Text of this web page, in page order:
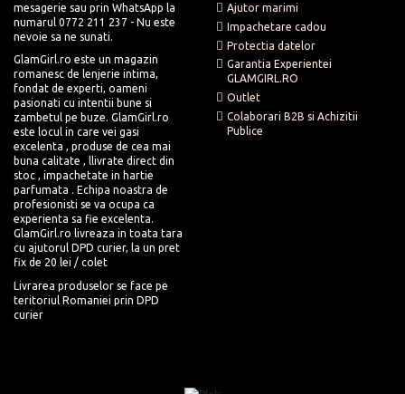
mesagerie sau prin WhatsApp la
numarul 0772 211 237 - Nu este
nevoie sa ne sunati.
GlamGirl.ro este un magazin
romanesc de lenjerie intima,
fondat de experti, oameni
pasionati cu intentii bune si
zambetul pe buze. GlamGirl.ro
este locul in care vei gasi
excelenta , produse de cea mai
buna calitate , llivrate direct din
stoc , impachetate in hartie
parfumata . Echipa noastra de
profesionisti se va ocupa ca
experienta sa fie excelenta.
GlamGirl.ro livreaza in toata tara
cu ajutorul DPD curier, la un pret
fix de 20 lei / colet
Livrarea produselor se face pe
teritoriul Romaniei prin DPD
curier
Ajutor marimi
Impachetare cadou
Protectia datelor
Garantia Experientei
GLAMGIRL.RO
Outlet
Colaborari B2B si Achizitii
Publice